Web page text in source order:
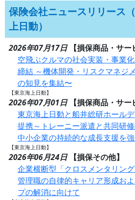
保険会社ニュースリリース
上日動）
2026年07月17日
【損保商品・サー
空飛ぶクルマの社会実装・事業
締結 ～機体開発・リスクマネジ
の知見を集結〜
【東京海上日動】
2026年07月01日
【損保商品・サー
東京海上日動と船井総研ホール
提携～トレーニー派遣と共同研
中小企業の持続的な成長支援を
【東京海上日動】
2026年06月24日
【損保その他】
企業横断型「クロスメンタリン
管理職の自律的キャリア形成お
プの解消に向けて